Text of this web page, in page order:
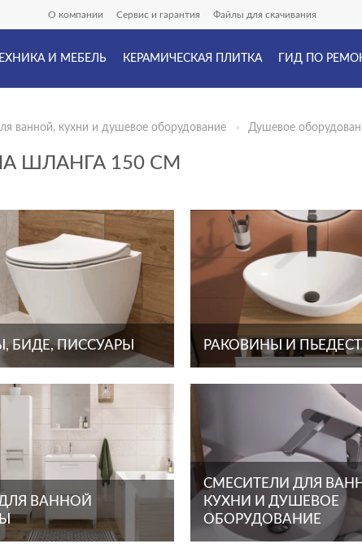
О компании Сервис и гарантия Файлы для скачивания
И МЕБЕЛЬ КЕРАМИЧЕСКАЯ ПЛИТКА ГИД ПО
ванной, кухни и душевое оборудование Душевое
ШЛАНГА 150 СМ
БИДЕ, ПИССУАРЫ РАКОВИНЫ И
ВАННОЙ
СМЕСИТЕЛИ ДЛЯ
КУХНИ И ДУШЕВОЕ
ОБОРУДОВАНИЕ